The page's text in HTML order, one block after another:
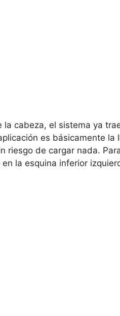
la cabeza, el sistema ya
es básicamente la
riesgo de cargar nada.
la esquina inferior